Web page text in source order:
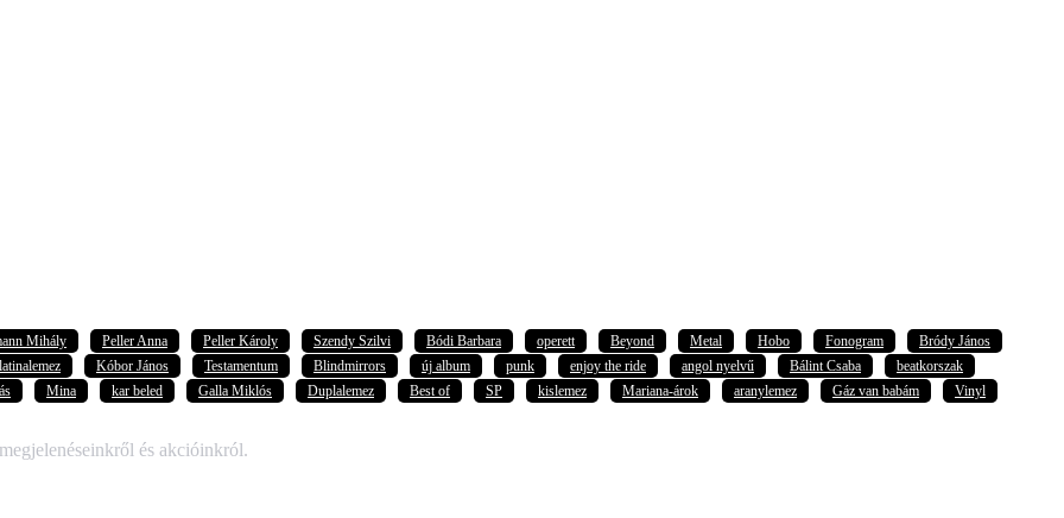
Mihály Peller Anna Peller Károly Szendy Szilvi Bódi Barbara operett Beyond Metal Hobo Fonogram
Bródy János
Kóbor János Testamentum Blindmirrors új album punk enjoy the ride angol nyelvű Bálint Csaba
beatkorszak
Mina kar beled Galla Miklós Duplalemez Best of SP kislemez Mariana-árok aranylemez Gáz van babám Vinyl
és akcióinkról.